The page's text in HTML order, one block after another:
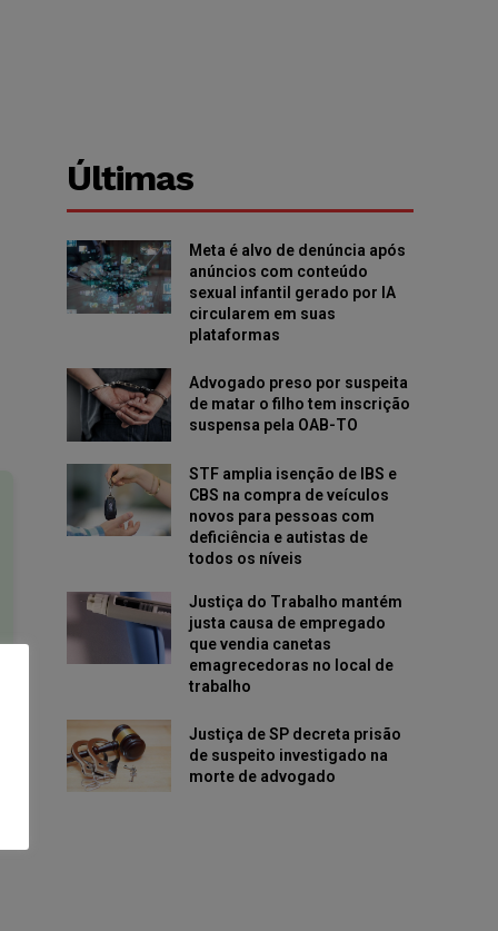
Últimas
Meta é alvo de denúncia após
anúncios com conteúdo
sexual infantil gerado por IA
circularem em suas
plataformas
Advogado preso por suspeita
de matar o filho tem inscrição
suspensa pela OAB-TO
STF amplia isenção de IBS e
CBS na compra de veículos
novos para pessoas com
deficiência e autistas de
todos os níveis
Justiça do Trabalho mantém
justa causa de empregado
que vendia canetas
emagrecedoras no local de
trabalho
Justiça de SP decreta prisão
de suspeito investigado na
morte de advogado